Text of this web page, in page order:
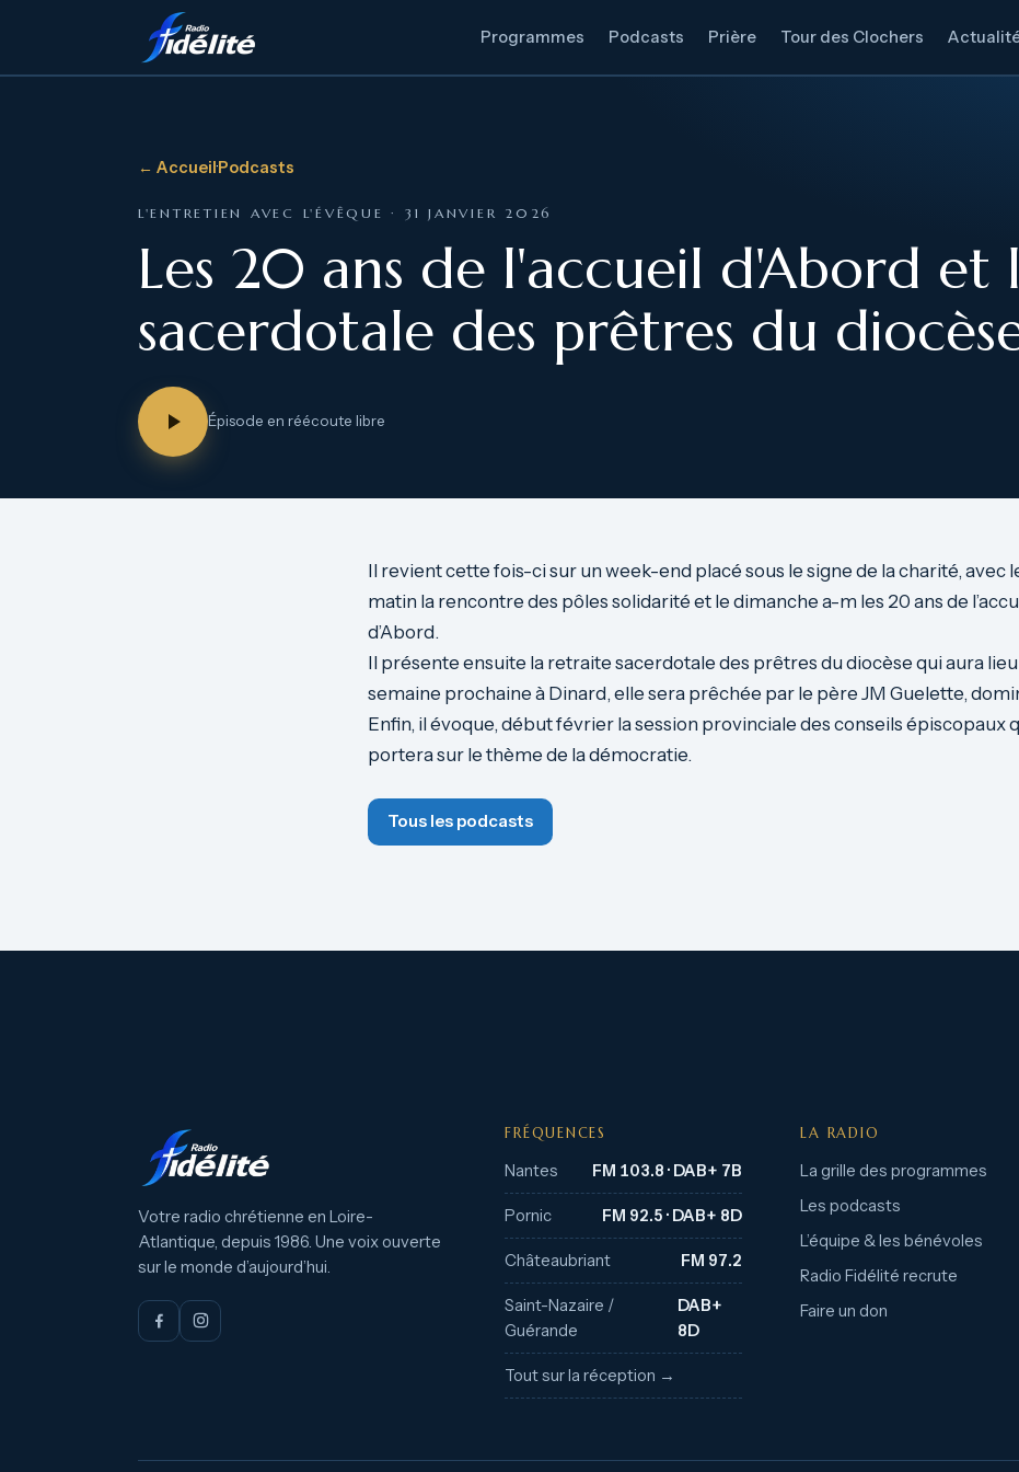
Programmes Podcasts Prière Tour des Clochers
← Accueil·Podcasts
L'ENTRETIEN AVEC L'ÉVÊQUE · 31 JANVIER 2026
Les 20 ans de l'accueil d'Abord
sacerdotale des prêtres du
Épisode en réécoute libre
Il revient cette fois-ci sur un week-end placé sous le signe de la charité, avec
matin la rencontre des pôles solidarité et le dimanche a-m les 20 ans de
d’Abord.
Il présente ensuite la retraite sacerdotale des prêtres du diocèse qui aura
semaine prochaine à Dinard, elle sera prêchée par le père JM Guelette,
Enfin, il évoque, début février la session provinciale des conseils épiscopaux
portera sur le thème de la démocratie.
Tous les podcasts
Votre radio chrétienne en Loire-
Atlantique, depuis 1986. Une voix ouverte
sur le monde d’aujourd’hui.
FRÉQUENCES
Nantes FM 103.8 · DAB+ 7B
Pornic FM 92.5 · DAB+ 8D
Châteaubriant FM 97.2
Saint-Nazaire /
Guérande
DAB+
8D
Tout sur la réception →
LA RADIO
La grille des programmes
Les podcasts
L’équipe & les bénévoles
Radio Fidélité recrute
Faire un don